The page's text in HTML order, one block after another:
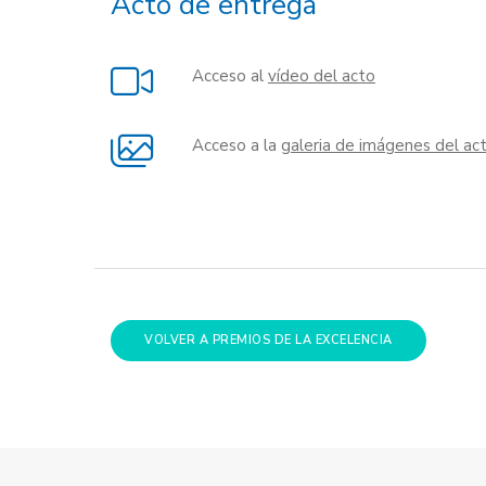
Acceso al vídeo del acto
Acceso a la galeria de imágenes del
VOLVER A PREMIOS DE LA EXCELENCIA